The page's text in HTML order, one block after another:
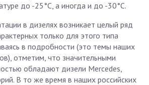
до -25°С, а иногда и до -30°С.
в дизелях возникает целый ряд
только для этого типа
в подробности (это темы наших
отметим, что значительными
обладают дизели Mercedes,
В то же время в наших российских